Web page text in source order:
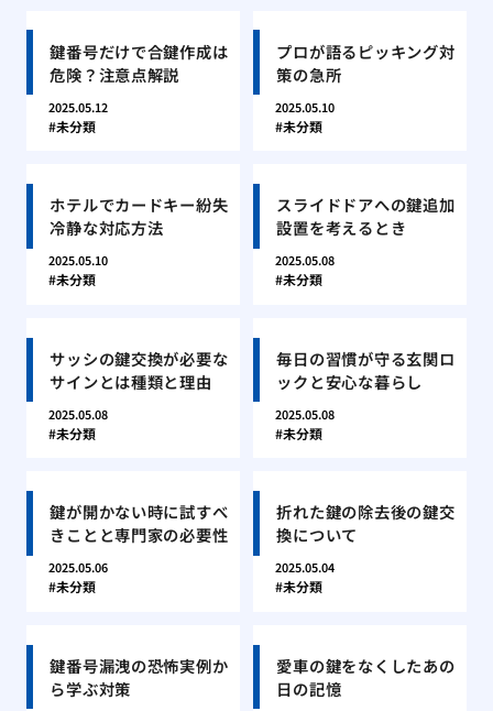
鍵番号だけで合鍵作成は
危険？注意点解説
2025.05.12
未分類
プロが語るピッキング対
策の急所
2025.05.10
未分類
ホテルでカードキー紛失
冷静な対応方法
2025.05.10
未分類
スライドドアへの鍵追加
設置を考えるとき
2025.05.08
未分類
サッシの鍵交換が必要な
サインとは種類と理由
2025.05.08
未分類
毎日の習慣が守る玄関ロ
ックと安心な暮らし
2025.05.08
未分類
鍵が開かない時に試すべ
きことと専門家の必要性
2025.05.06
未分類
折れた鍵の除去後の鍵交
換について
2025.05.04
未分類
鍵番号漏洩の恐怖実例か
ら学ぶ対策
愛車の鍵をなくしたあの
日の記憶